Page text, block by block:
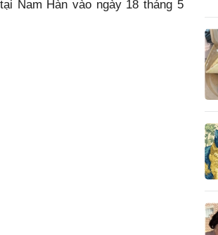
Nam Hàn vào ngày 18 tháng 5